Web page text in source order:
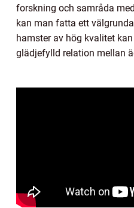
forskning och samråda
kan man fatta ett
hamster av hög kvalitet
glädjefylld relation mellan